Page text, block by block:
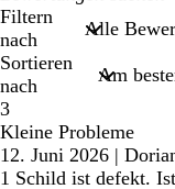
Sucheingaben
Filtern
nach
Sortieren
nach
3
Kleine Probleme
12. Juni 2026 |
1 Schild ist defekt.